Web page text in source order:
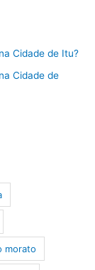
Cidade de Itu?
Cidade de
morato